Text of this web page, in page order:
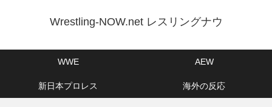
Wrestling-NOW.net レスリングナウ
WWE AEW
新日本プロレス 海外の反応